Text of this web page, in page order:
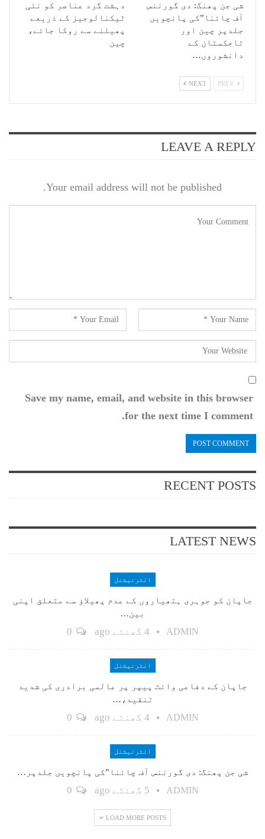
شی جن پھنگ: دی گورننس
آف چائنا”کی پانچویں
جلدپر چین اور
تاجکستان کے
دانشوروں…
دہشت گرد عناصر کو نئی
ٹیکنالوجیز کے ذریعے
پھیلنے سے روکا جائے،
چین
NEXT
LEAVE A REPLY
Your email address will not be published.
Save my name, email, and website in this browser
for the next time I comment.
RECENT POSTS
LATEST NEWS
انٹرنیشنل
جاپان کو جوہری ہتھیاروں کے عدم پھیلاؤ سے متعلق اپنی
بین…
ADMIN 4 گھنٹے ago
انٹرنیشنل
جاپان کے دفاعی وائٹ پیپر پر عالمی برادری کی شدید
تنقید،…
ADMIN 4 گھنٹے ago
انٹرنیشنل
شی جن پھنگ: دی گورننس آف چائنا”کی پانچویں جلدپر…
ADMIN 5 گھنٹے ago
LOAD MORE POSTS